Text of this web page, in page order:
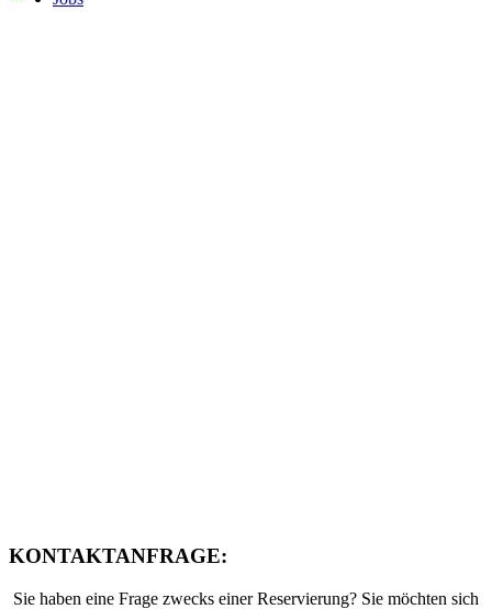
KONTAKTANFRAGE:
Sie haben eine Frage zwecks einer Reservierung? Sie möchten sich